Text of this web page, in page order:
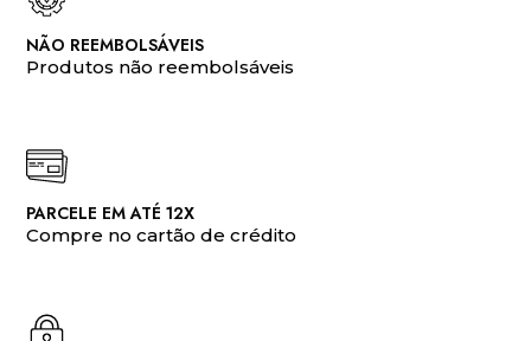
NÃO REEMBOLSÁVEIS
Produtos não reembolsáveis
PARCELE EM ATÉ 12X
Compre no cartão de crédito